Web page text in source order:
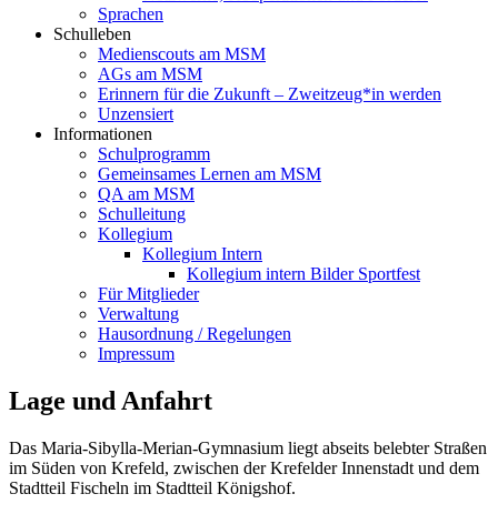
Sprachen
Schulleben
Medienscouts am MSM
AGs am MSM
Erinnern für die Zukunft – Zweitzeug*in werden
Unzensiert
Informationen
Schulprogramm
Gemeinsames Lernen am MSM
QA am MSM
Schulleitung
Kollegium
Kollegium Intern
Kollegium intern Bilder Sportfest
Für Mitglieder
Verwaltung
Hausordnung / Regelungen
Impressum
Lage und Anfahrt
Das Maria-Sibylla-Merian-Gymnasium liegt abseits belebter Straßen
im Süden von Krefeld, zwischen der Krefelder Innenstadt und dem
Stadtteil Fischeln im Stadtteil Königshof.